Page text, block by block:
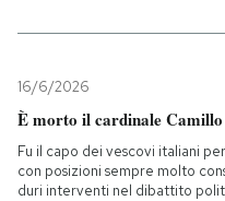
Mondo
Politica
Tecnologia
Internet
16/6/2026
È morto il cardinale
Fu il capo dei vescovi italiani
con posizioni sempre molto
duri interventi nel dibattito